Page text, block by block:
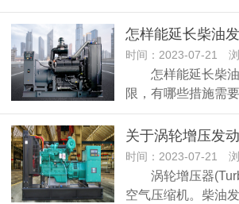
怎样能延长柴油
时间：2023-07-21
怎样能延长柴油
限，有哪些措施需
关于涡轮增压发
时间：2023-07-21
涡轮增压器
空气压缩机。柴油